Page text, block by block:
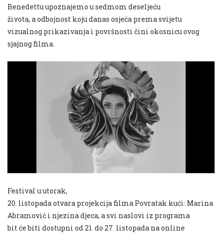
Benedettu upoznajemo u sedmom deseljeću
života, aodbojnost koju danas osjeća prema svijetu
vizualnog prikazivanja i površnosti čini okosnicu ovog
sjajnog filma.
Festival uutorak,
20. listopadaotvara projekcija filma Povratak kući: Marina
Abramović i njezinadjeca, asvi naslovi iz programa
bitće biti dostupni od21. do 27. listopada na online